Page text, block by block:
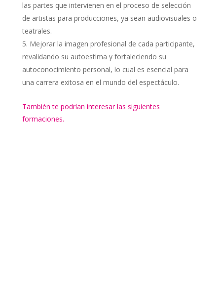
las partes que intervienen en el proceso de selección
de artistas para producciones, ya sean audiovisuales o
teatrales.
Mejorar la imagen profesional de cada participante,
revalidando su autoestima y fortaleciendo su
autoconocimiento personal, lo cual es esencial para
una carrera exitosa en el mundo del espectáculo.
También te podrían interesar las siguientes
formaciones.